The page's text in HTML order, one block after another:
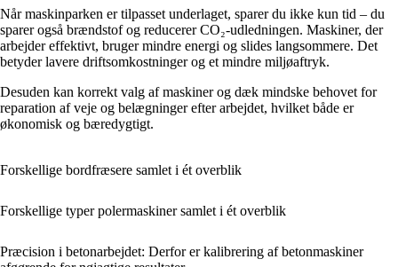
Når maskinparken er tilpasset underlaget, sparer du ikke kun tid – du
sparer også brændstof og reducerer CO₂-udledningen. Maskiner, der
arbejder effektivt, bruger mindre energi og slides langsommere. Det
betyder lavere driftsomkostninger og et mindre miljøaftryk.
Desuden kan korrekt valg af maskiner og dæk mindske behovet for
reparation af veje og belægninger efter arbejdet, hvilket både er
økonomisk og bæredygtigt.
Forskellige bordfræsere samlet i ét overblik
Forskellige typer polermaskiner samlet i ét overblik
Præcision i betonarbejdet: Derfor er kalibrering af betonmaskiner